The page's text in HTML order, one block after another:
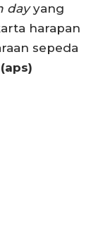
dayyang
harapan
sepeda
(aps)